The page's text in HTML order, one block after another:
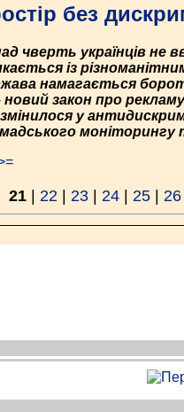
без
чверть українців не
із
намагається
новий закон про
у
21 22 23 24 25 26